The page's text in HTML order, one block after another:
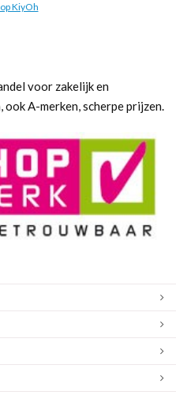
KiyOh
voor zakelijk en
A-merken, scherpe prijzen.